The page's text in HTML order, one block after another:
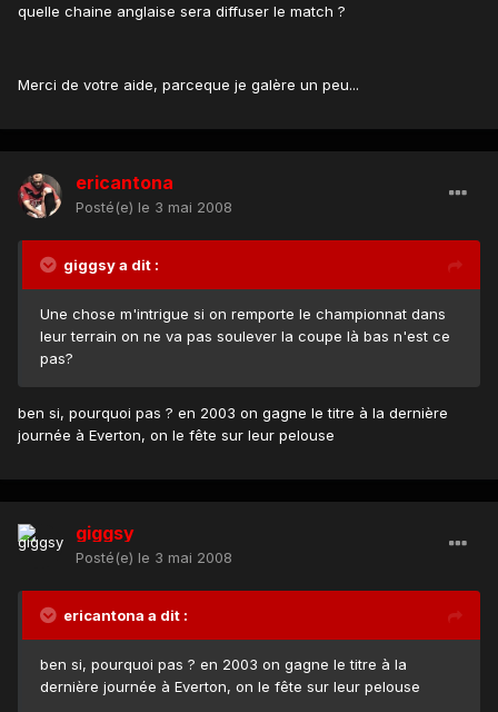
quelle chaine anglaise sera diffuser le match ?
Merci de votre aide, parceque je galère un peu...
ericantona
Posté(e) le 3 mai 2008
giggsy a dit :
Une chose m'intrigue si on remporte le championnat dans
leur terrain on ne va pas soulever la coupe là bas n'est ce
pas?
ben si, pourquoi pas ? en 2003 on gagne le titre à la dernière
journée à Everton, on le fête sur leur pelouse
giggsy
Posté(e) le 3 mai 2008
ericantona a dit :
ben si, pourquoi pas ? en 2003 on gagne le titre à la
dernière journée à Everton, on le fête sur leur pelouse